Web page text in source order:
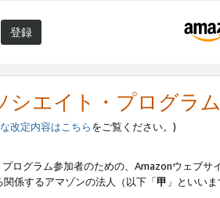
登録
シエイト・プログラ
改定内容はこちらをご覧ください。)
ログラム参加者のための、Amazonウェブサ
関係するアマゾンの法人（以下「甲 」といい